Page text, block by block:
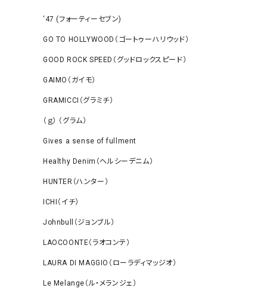
‘47 (フォーティーセブン)
GO TO HOLLYWOOD（ゴートゥーハリウッド）
GOOD ROCK SPEED（グッドロックスピード）
GAIMO（ガイモ）
GRAMICCI（グラミチ）
（ｇ） （グラム）
Gives a sense of fullment
Healthy Denim（ヘルシーデニム）
HUNTER（ハンター）
ICHI（イチ）
Johnbull（ジョンブル）
LAOCOONTE（ラオコンテ）
LAURA DI MAGGIO（ローラディマッジオ）
Le Melange（ル・メランジェ）